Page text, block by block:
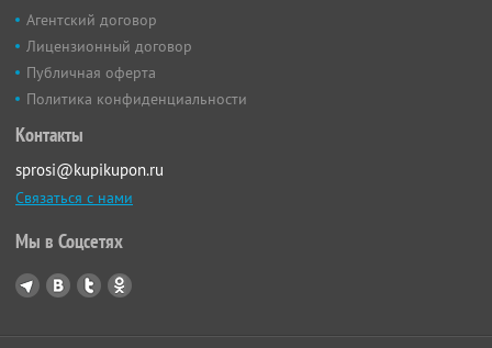
Агентский договор
Лицензионный договор
Публичная оферта
Политика конфиденциальности
Контакты
sprosi@kupikupon.ru
Связаться с нами
Мы в Соцсетях